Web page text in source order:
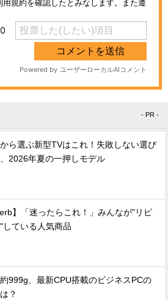
- PR -
ら選ぶ新型TVはこれ！失敗しない選び
2026年夏の一押しモデル
】「迷ったらこれ！」みんなが"リピ
している人気商品
999g、最新CPU搭載のビジネスPCの
？